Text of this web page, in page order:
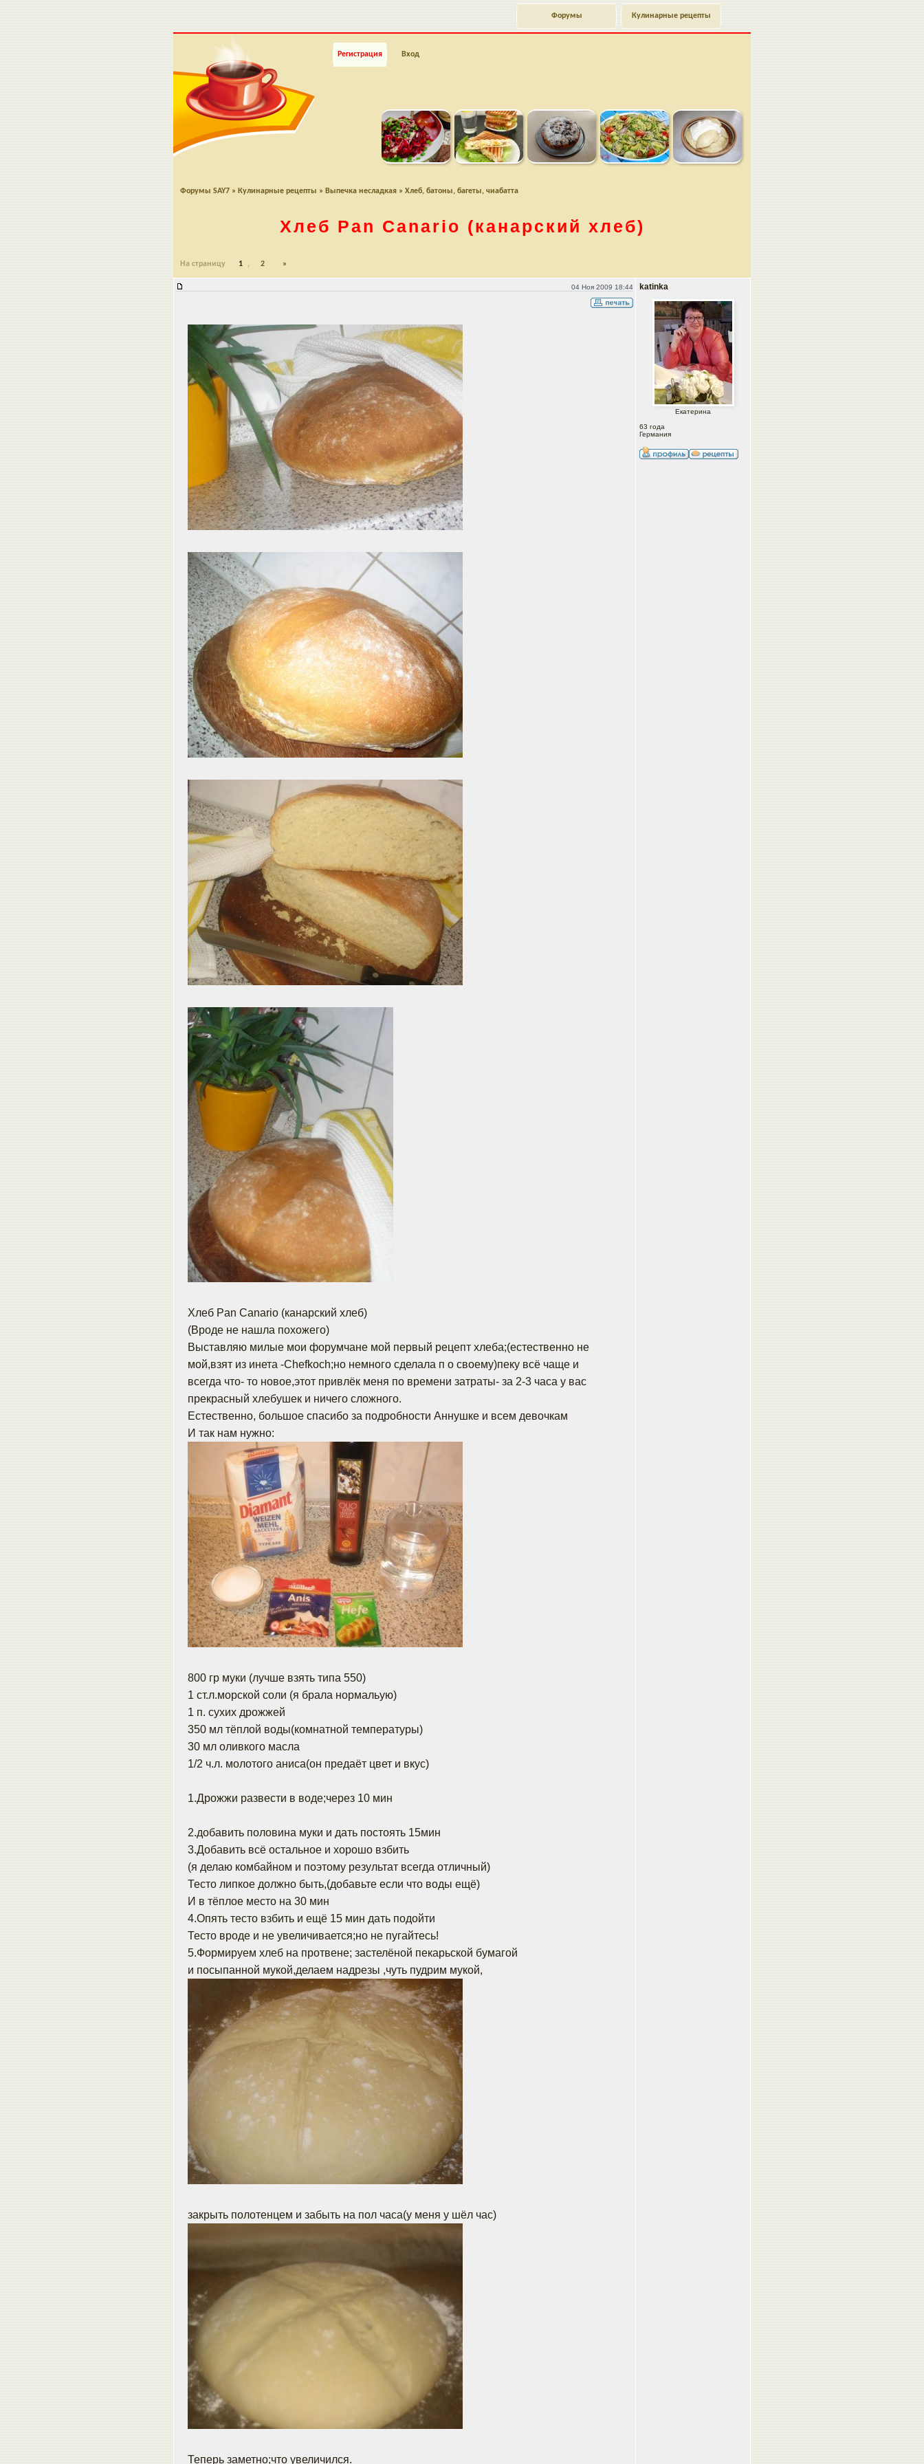
Кулинарные рецепты
Форумы
Регистрация Вход
Форумы SAY7 » Кулинарные рецепты » Выпечка несладкая » Хлеб, батоны, багеты, чиабатта
Хлеб Pan Canario (канарский хлеб)
На страницу 1 , 2 »
04 Ноя 2009 18:44 katinka
Екатерина
63 года
Германия
Хлеб Pan Canario (канарский хлеб)
(Вроде не нашла похожего)
Выставляю милые мои форумчане мой первый рецепт хлеба;(естественно не
мой,взят из инета -Chefkoch;но немного сделала п о своему)пеку всё чаще и
всегда что- то новое,этот привлёк меня по времени затраты- за 2-3 часа у вас
прекрасный хлебушек и ничего сложного.
Естественно, большое спасибо за подробности Аннушке и всем девочкам
И так нам нужно:
800 гр муки (лучше взять типа 550)
1 ст.л.морской соли (я брала нормальую)
1 п. сухих дрожжей
350 мл тёплой воды(комнатной температуры)
30 мл оливкого масла
1/2 ч.л. молотого аниса(он предаёт цвет и вкус)
1.Дрожжи развести в воде;через 10 мин
2.добавить половина муки и дать постоять 15мин
3.Добавить всё остальное и хорошо взбить
(я делаю комбайном и поэтому результат всегда отличный)
Тесто липкое должно быть,(добавьте если что воды ещё)
И в тёплое место на 30 мин
4.Опять тесто взбить и ещё 15 мин дать подойти
Тесто вроде и не увеличивается;но не пугайтесь!
5.Формируем хлеб на протвене; застелёной пекарьской бумагой
и посыпанной мукой,делаем надрезы ,чуть пудрим мукой,
закрыть полотенцем и забыть на пол часа(у меня у шёл час)
Теперь заметно;что увеличился.